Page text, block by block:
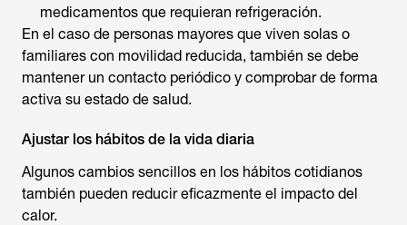
medicamentos que requieran refrigeración.
En el caso de personas mayores que viven solas o
familiares con movilidad reducida, también se debe
mantener un contacto periódico y comprobar de forma
activa su estado de salud.
Ajustar los hábitos de la vida diaria
Algunos cambios sencillos en los hábitos cotidianos
también pueden reducir eficazmente el impacto del
calor.